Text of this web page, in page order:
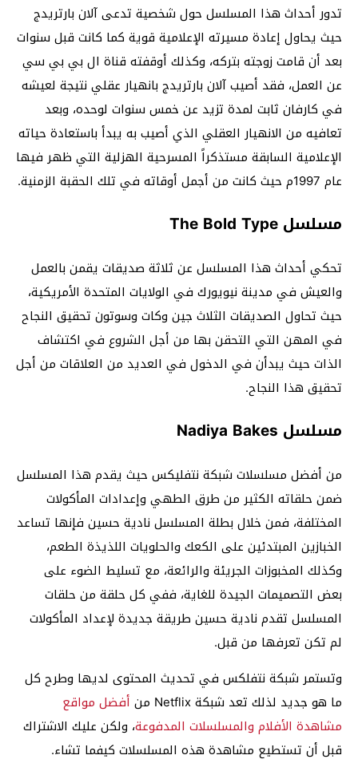
تدور أحداث هذا المسلسل حول شخصية تدعى آلان بارتريدج
حيث يحاول إعادة مسيرته الإعلامية قوية كما كانت قبل سنوات
بعد أن قامت زوجته بتركه، وكذلك أوقفته قناة ال بي بي سي
عن العمل، فقد أصيب آلان بارتريدج بانهيار عقلي نتيجة لعيشه
في كارفان ثابت لمدة تزيد عن خمس سنوات لوحده، وبعد
تعافيه من الانهيار العقلي الذي أصيب به يبدأ باستعادة حياته
الإعلامية السابقة مستذكراً المسرحية الهزلية التي ظهر فيها
عام 1997م حيث كانت من أجمل أوقاته في تلك الحقبة الزمنية.
مسلسل The Bold Type
تحكي أحداث هذا المسلسل عن ثلاثة صديقات يقمن بالعمل
والعيش في مدينة نيويورك في الولايات المتحدة الأمريكية،
حيث تحاول الصديقات الثلاث جين وكات وسوتون تحقيق النجاح
في المهن التي التحقن بها من أجل الشروع في اكتشاف
الذات حيث يبدأن في الدخول في العديد من العلاقات من أجل
تحقيق هذا النجاح.
مسلسل Nadiya Bakes
من أفضل مسلسلات شبكة نتفليكس حيث يقدم هذا المسلسل
ضمن حلقاته الكثير من طرق الطهي وإعدادات المأكولات
المختلفة، فمن خلال بطلة المسلسل نادية حسين فإنها تساعد
الخبازين المبتدئين على الكعك والحلويات اللذيذة الطعم،
وكذلك المخبوزات الجريئة والرائعة، مع تسليط الضوء على
بعض التصميمات الجيدة للغاية، ففي كل حلقة من حلقات
المسلسل تقدم نادية حسين طريقة جديدة لإعداد المأكولات
لم تكن تعرفها من قبل.
وتستمر شبكة نتفلكس في تحديث المحتوى لديها وطرح كل
ما هو جديد لذلك تعد شبكة Netflix من
أفضل مواقع
مشاهدة الأفلام والمسلسلات المدفوعة، ولكن عليك الاشتراك
قبل أن تستطيع مشاهدة هذه المسلسلات كيفما تشاء.